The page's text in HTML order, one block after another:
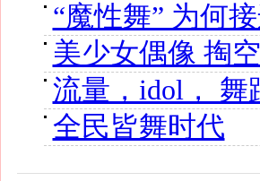
“魔性舞” 为何
美少女偶像 掏
流量，idol， 舞
全民皆舞时代